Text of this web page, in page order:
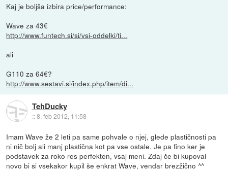
Kaj je boljša izbira price/performance:
Wave za 43€
http://www.funtech.si/si/vsi-oddelki/ti...
ali
G110 za 64€?
http://www.sestavi.si/index.php/item/di...
TehDucky
::8. feb 2012, 11:58
Imam Wave že 2 leti pa same pohvale o njej, glede plastičnosti pa
ni nič bolj ali manj plastična kot pa vse ostale. Je pa fino ker je
podstavek za roko res perfekten, vsaj meni. Zdaj če bi kupoval
novo bi si vsekakor kupil še enkrat Wave, vendar brezžično ^^